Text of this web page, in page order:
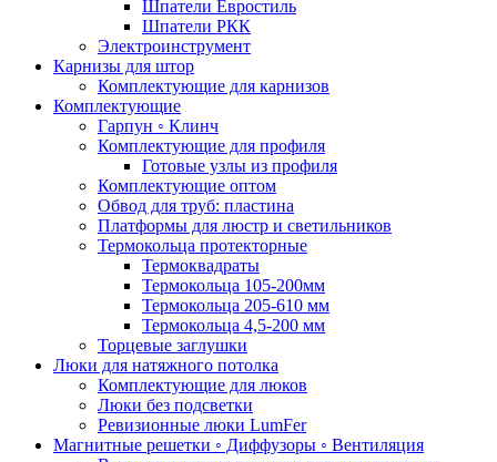
Шпатели Евростиль
Шпатели РКК
Электроинструмент
Карнизы для штор
Комплектующие для карнизов
Комплектующие
Гарпун ◦ Клинч
Комплектующие для профиля
Готовые узлы из профиля
Комплектующие оптом
Обвод для труб: пластина
Платформы для люстр и светильников
Термокольца протекторные
Термоквадраты
Термокольца 105-200мм
Термокольца 205-610 мм
Термокольца 4,5-200 мм
Торцевые заглушки
Люки для натяжного потолка
Комплектующие для люков
Люки без подсветки
Ревизионные люки LumFer
Магнитные решетки ◦ Диффузоры ◦ Вентиляция